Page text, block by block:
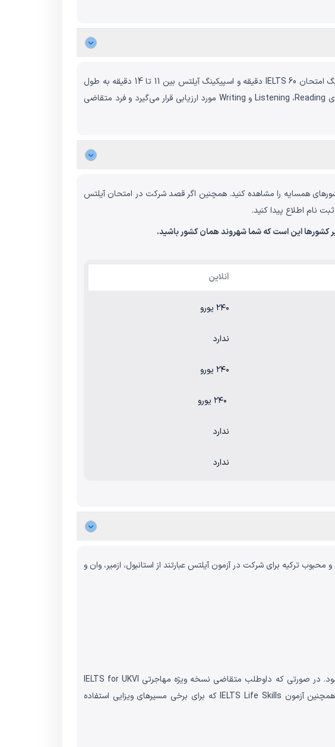
مدت زمان آزمون آیلتس تقریبا 3 ساعت است. بخش لیسنینگ آیلتس 30 دقیقه، ریدینگ آیلتس 60 دقیقه، رایتینیگ امتحان IELTS 60 دقیقه و اسپیکینگ آیلتس بین 11 تا 14 دقیقه به طول
می‌انجامد. امتحان IELTS در مرکز آزمون، طی دو مرحله و در دو تاریخ مجزا برگزار می‌شود. در مرحله اول مهارت‌های Listening ،Reading و Writing مورد ارزیابی قرار می‌گیرد و فرد متقاضی
همسایه را مشاهده کنید. همچنین اگر قصد شرکت در امتحان آیلتس
نام اطلاع پیدا کنید.
کشورها این است که شما شهروند همان کشور باشید.
آنلاین
۲۴۰ یورو
ندارد
۲۴۰ یورو
ندارد
ندارد
ترکیه برای شرکت در آزمون آیلتس عبارتند از استانبول، ازمیر، وان و
هزینه آزمون آیلتس در استانبول ترکیه برای دو نوع آزمون آیلتس جنرال و آکادمیک، از 10500 لیر تخمین زده می‌شود. در صورتی که داوطلب متقاضی نسخه ویژه مهاجرتی IELTS for UKVI
(مدرک آیلتس مورد قبول اداره مهاجرت بریتانیا) باشد، مبلغ ثبت‌نام به‌طور میانگین 11600 لیر اعلام شده است. همچنین آزمون IELTS Life Skills که برای برخی مسیرهای ویزایی استفاده